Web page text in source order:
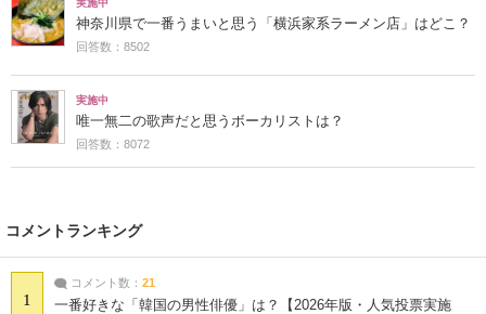
実施中
神奈川県で一番うまいと思う「横浜家系ラーメン店」はどこ？
回答数：8502
実施中
唯一無二の歌声だと思うボーカリストは？
回答数：8072
コメントランキング
1
コメント数： 21
一番好きな「韓国の男性俳優」は？【2026年版・人気投票実施